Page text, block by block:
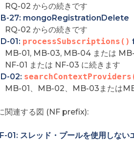
RQ-02 からの続きです
27: mongoRegistrationDelete
RQ-02 からの続きです
01: processSubscriptions()
MB-01, MB-03, MB-04 または
NF-01 または NF-03 に続きます
02:
MB-01、MB-02、MB-03または
関連する図 (NF prefix):
01: スレッド・プールを使用しな